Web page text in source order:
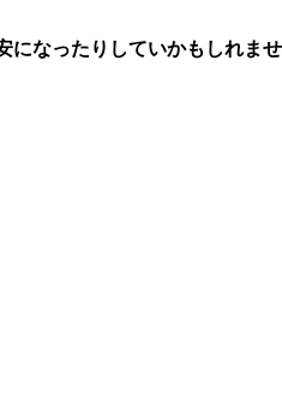
になったりしていかもしれませ